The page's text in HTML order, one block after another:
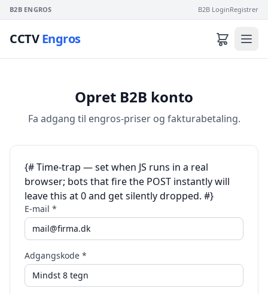
B2B ENGROS B2B LoginRegistrer
CCTVEngros
Opret B2B konto
Fa adgang til engros-priser og fakturabetaling.
{# Time-trap — set when JS runs in a real
browser; bots that fire the POST instantly will
leave this at 0 and get silently dropped. #}
E-mail *
Adgangskode *